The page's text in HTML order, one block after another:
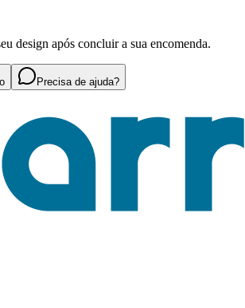
design após concluir a sua encomenda.
Precisa de ajuda?